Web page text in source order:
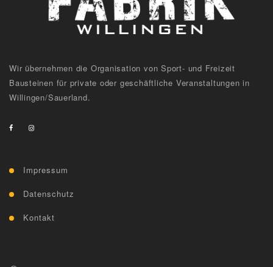
Wir übernehmen die Organisation von Sport- und Freizeit
Bausteinen für private oder geschäftliche Veranstaltungen in
Willingen/Sauerland.
Impressum
Datenschutz
Kontakt